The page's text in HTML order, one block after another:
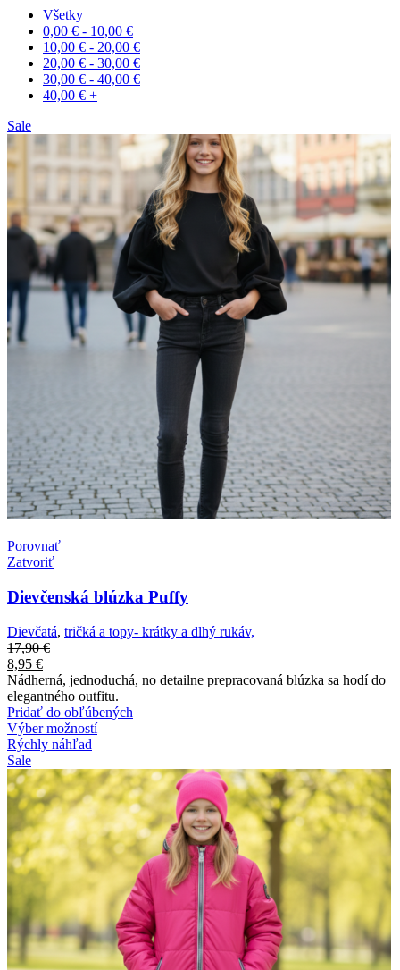
Všetky
0,00 € - 10,00 €
10,00 € - 20,00 €
20,00 € - 30,00 €
30,00 € - 40,00 €
40,00 € +
Sale
Porovnať
Zatvoriť
Dievčenská blúzka Puffy
Dievčatá, tričká a topy- krátky a dlhý rukáv,
17,90€
8,95 €
Nádherná, jednoduchá, no detailne prepracovaná blúzka sa hodí do
elegantného outfitu.
Pridať do obľúbených
Výber možností
Rýchly náhľad
Sale